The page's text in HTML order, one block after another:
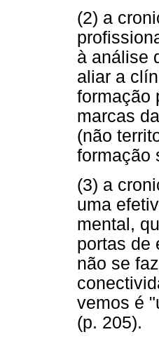
(2) a
à análise
aliar a
formação
marcas
(não
formação
(3) a
uma
mental,
portas de
não se
vemos é
(p. 205).